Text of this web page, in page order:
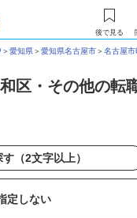
後で見る
＞愛知県＞愛知県名古屋市＞名古屋市
区・その他の転
定しない